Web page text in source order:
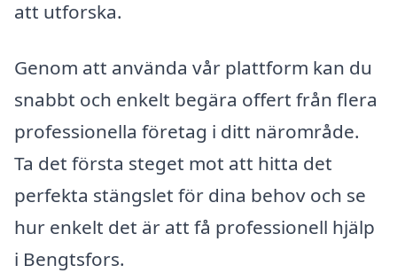
att utforska.
Genom att använda vår plattform kan du
snabbt och enkelt begära offert från flera
professionella företag i ditt närområde.
Ta det första steget mot att hitta det
perfekta stängslet för dina behov och se
hur enkelt det är att få professionell hjälp
i Bengtsfors.